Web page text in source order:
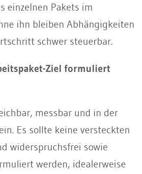
einzelnen Pakets im
ihn bleiben Abhängigkeiten
schwer steuerbar.
Ziel formuliert
messbar und in der
Es sollte keine versteckten
widerspruchsfrei sowie
werden, idealerweise